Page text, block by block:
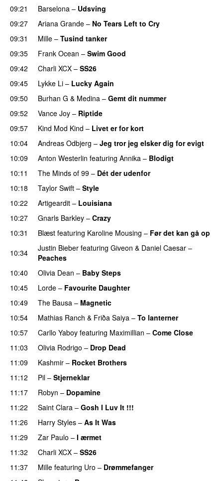
09:21
Barselona – Udsving
09:27 Ariana Grande – No Tears Left to Cry
09:31
Mille – Tusind tanker
09:35
Frank Ocean – Swim Good
09:42
Charli XCX – SS26
09:45 Lykke Li – Lucky Again
09:50 Burhan G & Medina – Gemt dit nummer
09:52
Vance Joy – Riptide
09:57
Kind Mod Kind – Livet er for kort
10:04
Andreas Odbjerg – Jeg tror jeg elsker dig for evigt
10:09
Anton Westerlin featuring Annika – Blodigt
10:11
The Minds of 99 – Dét der udenfor
10:18
Taylor Swift – Style
10:22
Artigeardit – Louisiana
10:27
Gnarls Barkley – Crazy
10:31 Blæst featuring Karoline Mousing – Før det kan gå op
10:34
Justin Bieber featuring Giveon & Daniel Caesar –
Peaches
10:40
Olivia Dean – Baby Steps
10:45
Lorde – Favourite Daughter
10:49
The Bausa – Magnetic
10:54 Mathias Ranch & Friða Saiya – To lanterner
10:57 Carllo Yaboy featuring Maximillian – Come Close
11:03 Olivia Rodrigo – Drop Dead
11:09
Kashmir – Rocket Brothers
11:12
Pil – Stjerneklar
11:17
Robyn – Dopamine
11:22 Saint Clara – Gosh I Luv It !!!
11:26
Harry Styles – As It Was
11:29
Zar Paulo – I ærmet
11:32
Charli XCX – SS26
11:37 Mille featuring Uro – Drømmefanger